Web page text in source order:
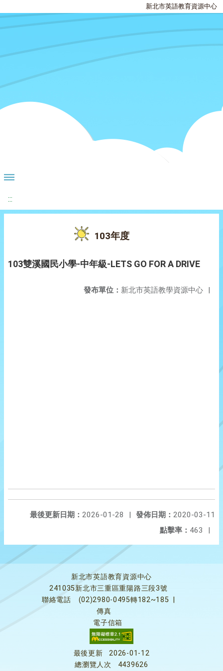
新北市英語教育資源中心
:::
103年度
103雙溪國民小學-中年級-LETS GO FOR A DRIVE
發布單位： 新北市英語教學資源中心 |
發佈日期： 2020-03-11
最後更新日期： 2026-01-28
|
點擊率： 463 |
新北市英語教育資源中心
241035新北市三重區重陽路三段3號
聯絡電話
(02)2980-0495轉182~185
傳真
電子信箱
最後更新
2026-01-12
總瀏覽人次
4439626